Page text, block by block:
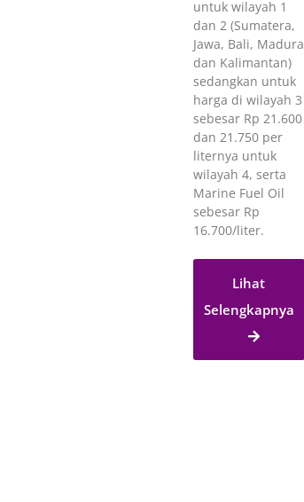
untuk wilayah 1
dan 2 (Sumatera,
Jawa, Bali, Madura
dan Kalimantan)
sedangkan untuk
harga di wilayah 3
sebesar Rp 21.600
dan 21.750 per
liternya untuk
wilayah 4, serta
Marine Fuel Oil
sebesar Rp
16.700/liter.
Lihat
Selengkapnya